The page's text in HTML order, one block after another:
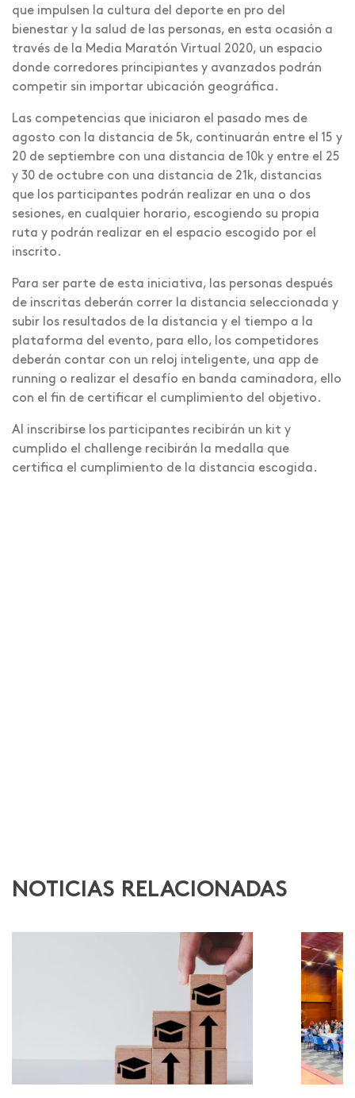
que impulsen la cultura del deporte en pro del
bienestar y la salud de las personas, en esta ocasión a
través de la Media Maratón Virtual 2020, un espacio
donde corredores principiantes y avanzados podrán
competir sin importar ubicación geográfica.
Las competencias que iniciaron el pasado mes de
agosto con la distancia de 5k, continuarán entre el 15 y
20 de septiembre con una distancia de 10k y entre el 25
y 30 de octubre con una distancia de 21k, distancias
que los participantes podrán realizar en una o dos
sesiones, en cualquier horario, escogiendo su propia
ruta y podrán realizar en el espacio escogido por el
inscrito.
Para ser parte de esta iniciativa, las personas después
de inscritas deberán correr la distancia seleccionada y
subir los resultados de la distancia y el tiempo a la
plataforma del evento, para ello, los competidores
deberán contar con un reloj inteligente, una app de
running o realizar el desafío en banda caminadora, ello
con el fin de certificar el cumplimiento del objetivo.
Al inscribirse los participantes recibirán un kit y
cumplido el challenge recibirán la medalla que
certifica el cumplimiento de la distancia escogida.
NOTICIAS RELACIONADAS